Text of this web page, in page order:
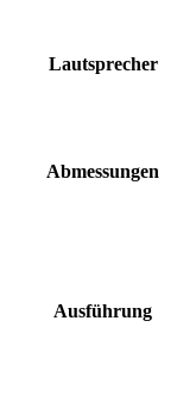
Lautsprecher
Abmessungen
Ausführung